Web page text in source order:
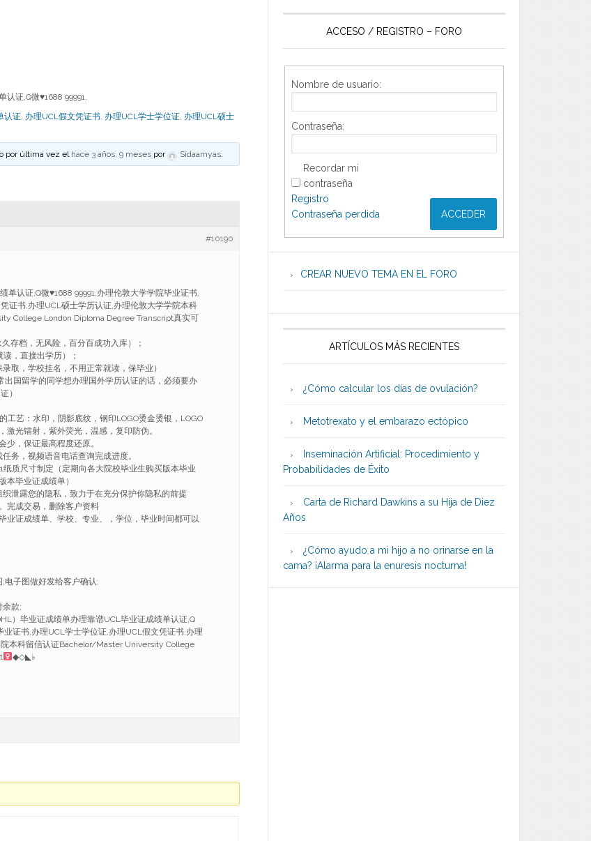
证,Q微♥1688 99991,
认证, 办理UCL假文凭证书, 办理UCL学士学位证, 办理UCL硕士
por última vez el hace 3 años, 9 meses por Sidaamyas.
#10190
单认证,Q微♥1688 99991,办理伦敦大学学院毕业证书,
证书,办理UCL硕士学历认证,办理伦敦大学学院本科
College London Diploma Degree Transcript真实可
存档，无风险，百分百成功入库）；
，直接出学历）；
取，学校挂名，不用正常就读，保毕业）
出国留学的同学想办理国外学历认证的话，必须要办
）
工艺：水印，阴影底纹，钢印LOGO烫金烫银，LOGO
激光镭射，紫外荧光，温感，复印防伪。
少，保证最高程度还原。
务，视频语音电话查询完成进度。
纸质尺寸制定（定期向各大院校毕业生购买版本毕业
本毕业证成绩单）
泄露您的隐私，致力于在充分保护你隐私的前提
完成交易，删除客户资料
业证成绩单、学校、专业、，学位，毕业时间都可以
子图做好发给客户确认;
款;
）毕业证成绩单办理靠谱UCL毕业证成绩单认证,Q
业证书,办理UCL学士学位证,办理UCL假文凭证书,办理
本科留信认证Bachelor/Master University College
◆◇◣♭
ACCESO / REGISTRO – FORO
Nombre de usuario:
Contraseña:
Recordar mi
contraseña
ACCEDER
Registro
Contraseña perdida
CREAR NUEVO TEMA EN EL FORO
ARTÍCULOS MÁS RECIENTES
¿Cómo calcular los días de ovulación?
Metotrexato y el embarazo ectópico
Inseminación Artificial: Procedimiento y
Probabilidades de Éxito
Carta de Richard Dawkins a su Hija de Diez
Años
¿Cómo ayudo a mi hijo a no orinarse en la
cama? ¡Alarma para la enuresis nocturna!